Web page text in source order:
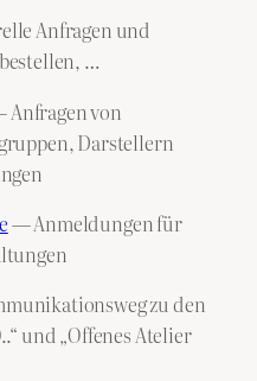
Anfragen und
…
von
Darstellern
— Anmeldungen für
zu den
und „Offenes Atelier